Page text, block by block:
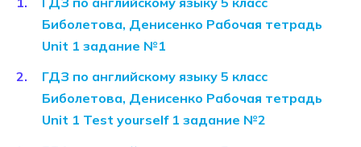
Биболетова, Денисенко Рабочая тетрадь
Unit 1 задание №1
ГДЗ по английскому языку 5 класс
Биболетова, Денисенко Рабочая тетрадь
Unit 1 Test yourself 1 задание №2